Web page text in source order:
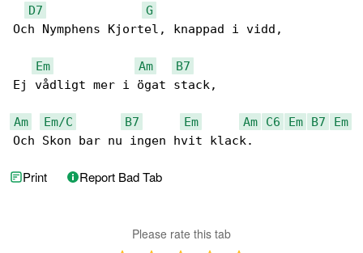
D7
G
Och Nymphens Kjortel, knappad i vidd,
Em Am
B7
Ej vådligt mer i ögat stack,
Am Em/C B7 Em Am C6 Em B7
Em
Och Skon bar nu ingen hvit klack.
Print Report Bad Tab
Please rate this tab